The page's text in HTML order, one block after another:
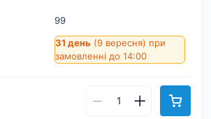
99
31 день (9 вересня) при
замовленні до 14:00